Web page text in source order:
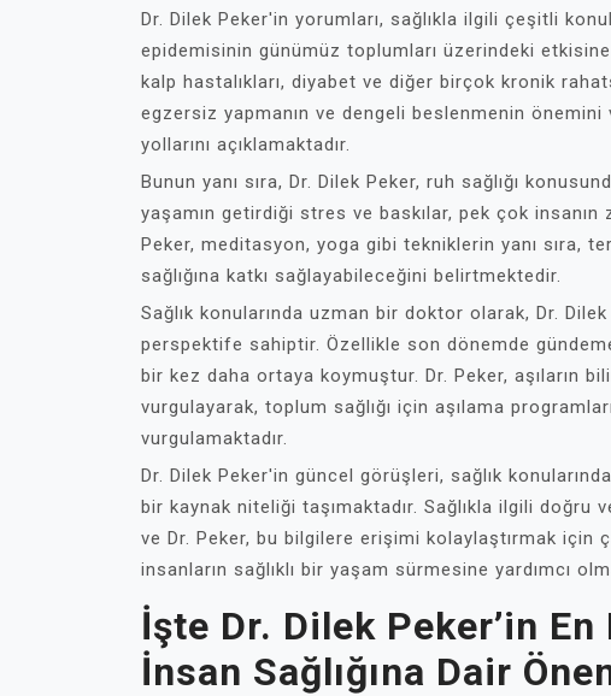
Dr. Dilek Peker'in yorumları, sağlıkla ilgili çeşitli
epidemisinin günümüz toplumları üzerindeki
kalp hastalıkları, diyabet ve diğer birçok kronik
egzersiz yapmanın ve dengeli beslenmenin
yollarını açıklamaktadır.
Bunun yanı sıra, Dr. Dilek Peker, ruh sağlığı
yaşamın getirdiği stres ve baskılar, pek çok insanın
Peker, meditasyon, yoga gibi tekniklerin yanı sıra,
sağlığına katkı sağlayabileceğini belirtmektedir.
Sağlık konularında uzman bir doktor olarak, Dr.
perspektife sahiptir. Özellikle son dönemde
bir kez daha ortaya koymuştur. Dr. Peker, aşıların
vurgulayarak, toplum sağlığı için aşılama
vurgulamaktadır.
Dr. Dilek Peker'in güncel görüşleri, sağlık
bir kaynak niteliği taşımaktadır. Sağlıkla ilgili doğru
ve Dr. Peker, bu bilgilere erişimi kolaylaştırmak için
insanların sağlıklı bir yaşam sürmesine yardımcı
İşte Dr. Dilek Peker’in
İnsan Sağlığına Dair